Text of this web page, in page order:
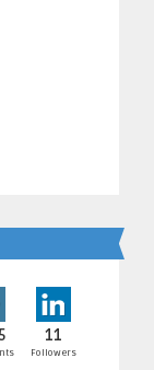
11
Followers